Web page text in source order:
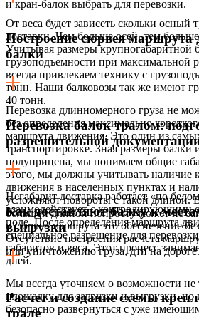
и кран-балок выбрать для перевозки.
От веса будет зависеть скольки осный
доставки. Чем больше осей, тем
Учитывая размеры крупногабаритной
грузоподъемности при максимальной
всегда привлекаем технику с
тонн. Наши балковозы так же имеют
40 тонн.
Построение сюрвея маршрута
балки
Перевозка длинномерного груза не
без определения максимально
маршрута движения. Это один из
транспортировке. Зная размеры балки
полуприцепа, мы понимаем общие
этого, мы должны учитывать наличие
движения в населенных пунктах и
усложняют повороты с такой длиной.
большой длиной попросту может не
в сюрвее маршрута это обеспечение
Отсутствие построения расчета
или уничтожению груза, дтп на дороге.
Перевозка балок тралом:
разрешительной
Негабарит доставка работает «по
взаимодействует с контролирующими
поле. После определения маршрута
специальное разрешение для
габаритов и веса. Этот процесс
дней.
Как доставляют балку к
выгрузки
Мы всегда уточняем о возможности не
площадку для загрузки и выгрузки, но
безопасно развернуться с уже
Расчет и создание схемы
трале